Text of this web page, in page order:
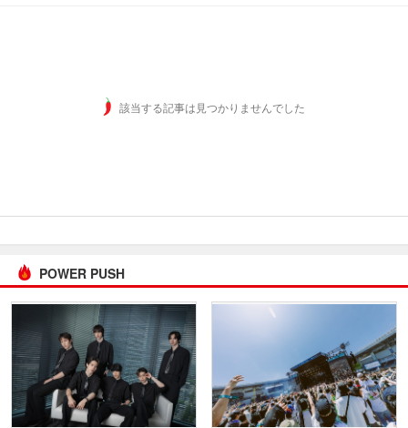
該当する記事は見つかりませんでした
POWER PUSH